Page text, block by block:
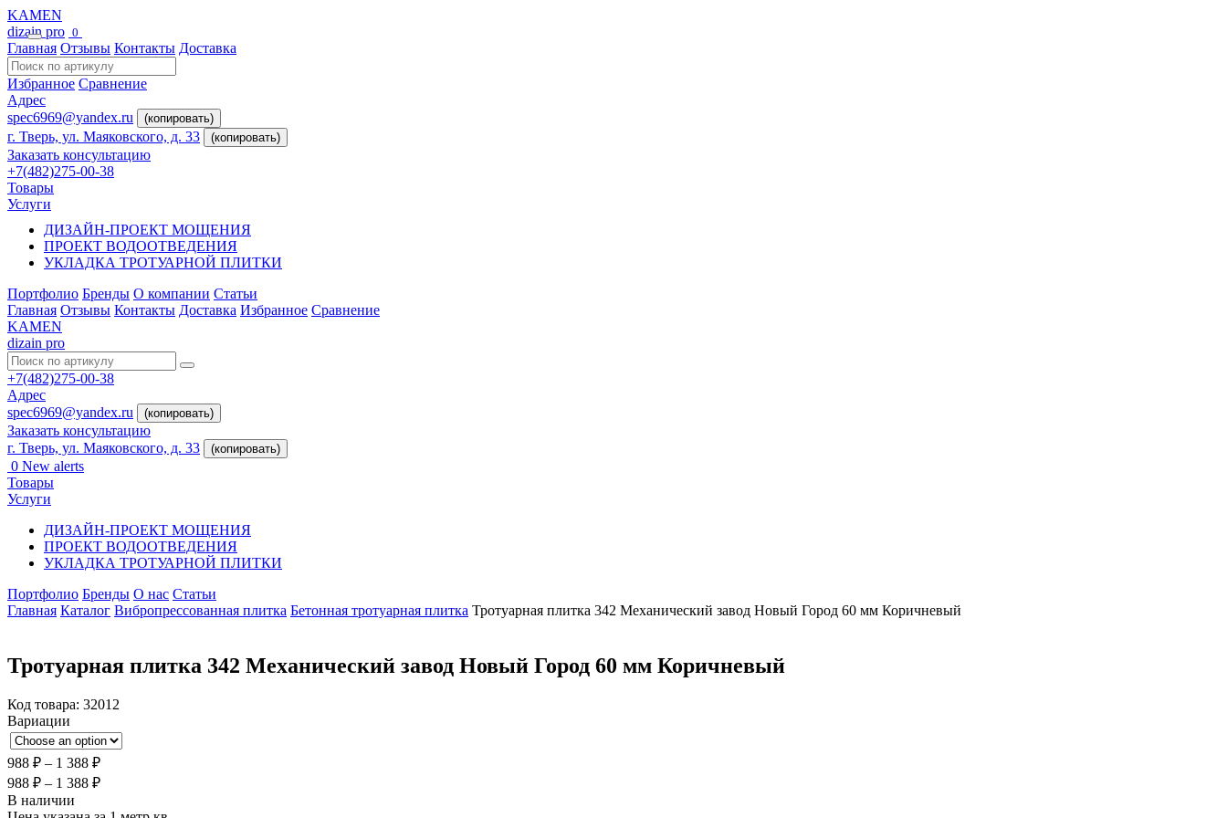
KAMEN
dizain pro 0
Главная Отзывы Контакты Доставка
Избранное Сравнение
Адрес
spec6969@yandex.ru
(копировать)
г. Тверь, ул. Маяковского, д. 33 (копировать)
Заказать консультацию
+7(482)275-00-38
Товары
Услуги
ДИЗАЙН-ПРОЕКТ МОЩЕНИЯ
ПРОЕКТ ВОДООТВЕДЕНИЯ
УКЛАДКА ТРОТУАРНОЙ ПЛИТКИ
Портфолио Бренды О компании Статьи
Главная Отзывы Контакты Доставка Избранное Сравнение
KAMEN
dizain pro
+7(482)275-00-38
Адрес
spec6969@yandex.ru
(копировать)
Заказать консультацию
г. Тверь, ул. Маяковского, д. 33
(копировать)
0 New alerts
Товары
Услуги
ДИЗАЙН-ПРОЕКТ МОЩЕНИЯ
ПРОЕКТ ВОДООТВЕДЕНИЯ
УКЛАДКА ТРОТУАРНОЙ ПЛИТКИ
Портфолио Бренды О нас Статьи
Главная Каталог Вибропрессованная плитка Бетонная тротуарная плитка Тротуарная плитка 342 Механический завод Новый Город 60 мм Коричневый
Тротуарная плитка 342 Механический завод Новый Город 60 мм Коричневый
Код товара: 32012
Вариации
988 ₽ – 1 388 ₽
988 ₽ – 1 388 ₽
В наличии